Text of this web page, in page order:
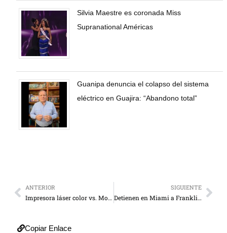
Silvia Maestre es coronada Miss
Supranational Américas
Guanipa denuncia el colapso del sistema
eléctrico en Guajira: “Abandono total”
ANTERIOR
Impresora láser color vs. Monocromática: ¿cuál necesita realmente tu negocio?
SIGUIENTE
Detienen en Miami a Franklin Virgüez por conducta indecente en la vía pública
Copiar Enlace